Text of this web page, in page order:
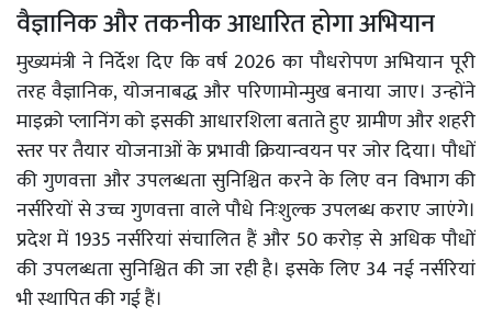
वैज्ञानिक और तकनीक आधारित होगा अभियान
मुख्यमंत्री ने निर्देश दिए कि वर्ष 2026 का पौधरोपण अभियान पूरी
तरह वैज्ञानिक, योजनाबद्ध और परिणामोन्मुख बनाया जाए। उन्होंने
माइक्रो प्लानिंग को इसकी आधारशिला बताते हुए ग्रामीण और शहरी
स्तर पर तैयार योजनाओं के प्रभावी क्रियान्वयन पर जोर दिया। पौधों
की गुणवत्ता और उपलब्धता सुनिश्चित करने के लिए वन विभाग की
नर्सरियों से उच्च गुणवत्ता वाले पौधे निःशुल्क उपलब्ध कराए जाएंगे।
प्रदेश में 1935 नर्सरियां संचालित हैं और 50 करोड़ से अधिक पौधों
की उपलब्धता सुनिश्चित की जा रही है। इसके लिए 34 नई नर्सरियां
भी स्थापित की गई हैं।